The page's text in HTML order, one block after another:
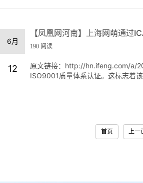
6月
12
【凤凰网河南】上海网萌通过
190 阅读
原文链接：http://hn.ifeng.com/a/
ISO9001质量体系认证。这标志着
首页 上一